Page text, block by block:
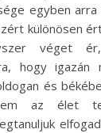
egyben
különösen
véget
hogy igazán
és
az élet